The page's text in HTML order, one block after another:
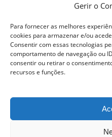
Gerir o
Para fornecer as melhores
cookies para armazenar e/ou
Consentir com essas tecnologias
comportamento de navegação ou
consentir ou retirar o
recursos e funções.
O Poder do Subconsciente:
30/06/2026
Ansiedade: cuidar de si
sua vida
© 2024 Em Forma.